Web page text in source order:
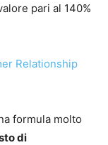
pari al 140%
Relationship
formula molto
di